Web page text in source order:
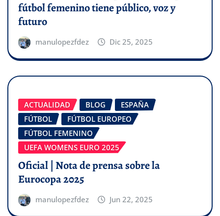
fútbol femenino tiene público, voz y
futuro
manulopezfdez Dic 25, 2025
ACTUALIDAD BLOG
ESPAÑA
FÚTBOL
FÚTBOL EUROPEO
FÚTBOL FEMENINO
UEFA WOMENS EURO 2025
Oficial | Nota de prensa sobre la
Eurocopa 2025
manulopezfdez Jun 22, 2025